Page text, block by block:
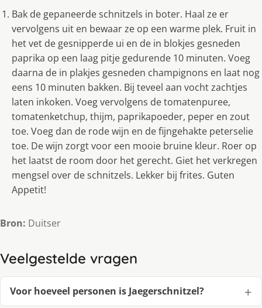
Bak de gepaneerde schnitzels in boter. Haal ze er
vervolgens uit en bewaar ze op een warme plek. Fruit in
het vet de gesnipperde ui en de in blokjes gesneden
paprika op een laag pitje gedurende 10 minuten. Voeg
daarna de in plakjes gesneden champignons en laat nog
eens 10 minuten bakken. Bij teveel aan vocht zachtjes
laten inkoken. Voeg vervolgens de tomatenpuree,
tomatenketchup, thijm, paprikapoeder, peper en zout
toe. Voeg dan de rode wijn en de fijngehakte peterselie
toe. De wijn zorgt voor een mooie bruine kleur. Roer op
het laatst de room door het gerecht. Giet het verkregen
mengsel over de schnitzels. Lekker bij frites. Guten
Appetit!
Bron: Duitser
Veelgestelde vragen
Voor hoeveel personen is Jaegerschnitzel?